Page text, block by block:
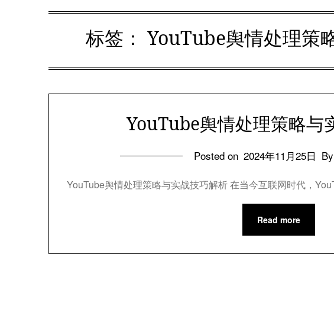
标签：YouTube舆情处理策
YouTube舆情处理策略与
Posted on 2024年11月25日
YouTube舆情处理策略与实战技巧解析 在当今互联网时代，
Read more